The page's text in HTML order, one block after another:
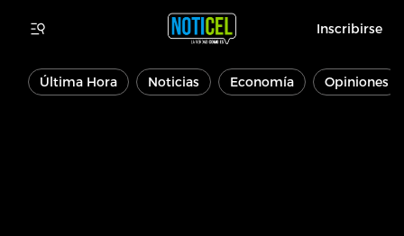
Inscribirse
Última Hora Noticias Economía Opiniones